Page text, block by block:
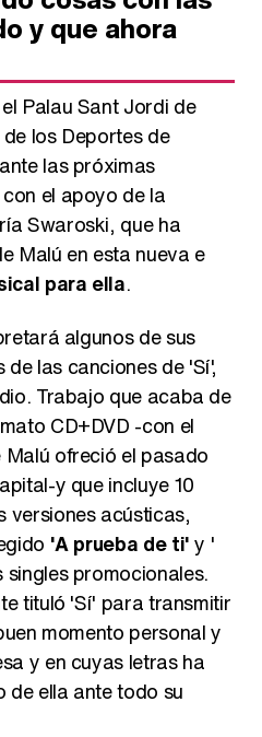
y que ahora
Palau Sant Jordi de
los Deportes de
las próximas
el apoyo de la
Swaroski, que ha
Malú en esta nueva e
para ella.
algunos de sus
las canciones de 'Sí',
Trabajo que acaba de
CD+DVD -con el
ofreció el pasado
y que incluye 10
versiones acústicas,
'A prueba de ti'y '
promocionales.
tituló 'Sí' para transmitir
momento personal y
y en cuyas letras ha
de ella ante todo su